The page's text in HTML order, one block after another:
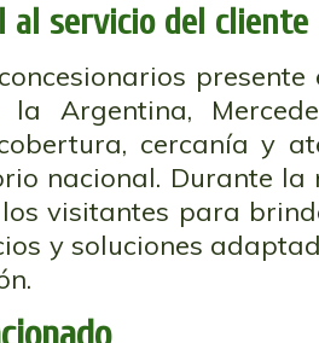
al servicio del cliente
Argentina,
cercanía y
nacional. Durante la
visitantes para
y soluciones